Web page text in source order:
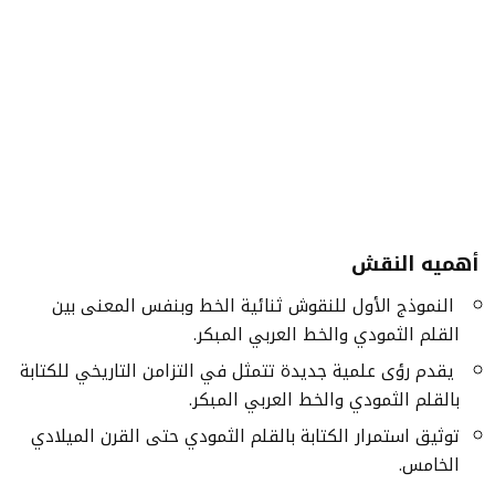
أهميه النقش
النموذج الأول للنقوش ثنائية الخط وبنفس المعنى بين
القلم الثمودي والخط العربي المبكر.
يقدم رؤى علمية جديدة تتمثل في التزامن التاريخي للكتابة
بالقلم الثمودي والخط العربي المبكر.
توثیق استمرار الكتابة بالقلم الثمودي حتى القرن الميلادي
الخامس.